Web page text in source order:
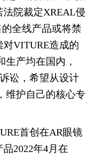
法院裁定XREAL侵
全线产品或将禁
VITURE造成的
生产均在国内，
讼，希望从设计
维护自己的核心专
首创在AR眼镜
2022年4月在